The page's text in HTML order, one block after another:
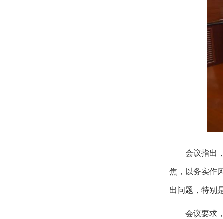
会议指出
焦，以务实作
出问题，特别
会议要求